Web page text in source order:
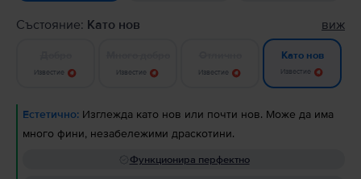
Състояние: Като нов виж
Известие Известие Известие
Като нов
Известие
Естетично: Изглежда като нов или почти нов. Може да има
много фини, незабележими драскотини.
Функционира перфектно